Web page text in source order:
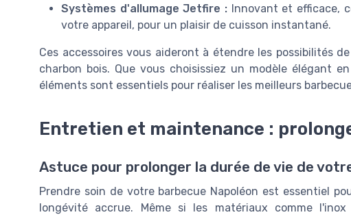
Systèmes d'allumage Jetfire : Innovant et efficace,
votre appareil, pour un plaisir de cuisson instantané.
Ces accessoires vous aideront à étendre les possibilités
charbon bois. Que vous choisissiez un modèle élégant
éléments sont essentiels pour réaliser les meilleurs
Entretien et maintenance :
Astuce pour prolonger la durée de vie de
Prendre soin de votre barbecue Napoléon est essentiel
longévité accrue. Même si les matériaux comme